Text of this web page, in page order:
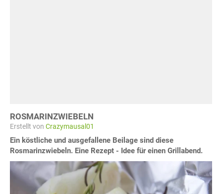
ROSMARINZWIEBELN
Erstellt von Crazymausal01
Ein köstliche und ausgefallene Beilage sind diese
Rosmarinzwiebeln. Eine Rezept - Idee für einen Grillabend.